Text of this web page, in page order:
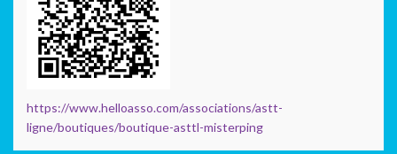
https://www.helloasso.com/associations/astt-
ligne/boutiques/boutique-asttl-misterping